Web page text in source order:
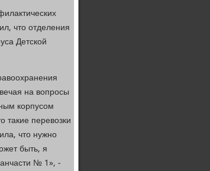
что отделения
Детской
на вопросы
корпусом
перевозки
что нужно
быть, я
№ 1», -